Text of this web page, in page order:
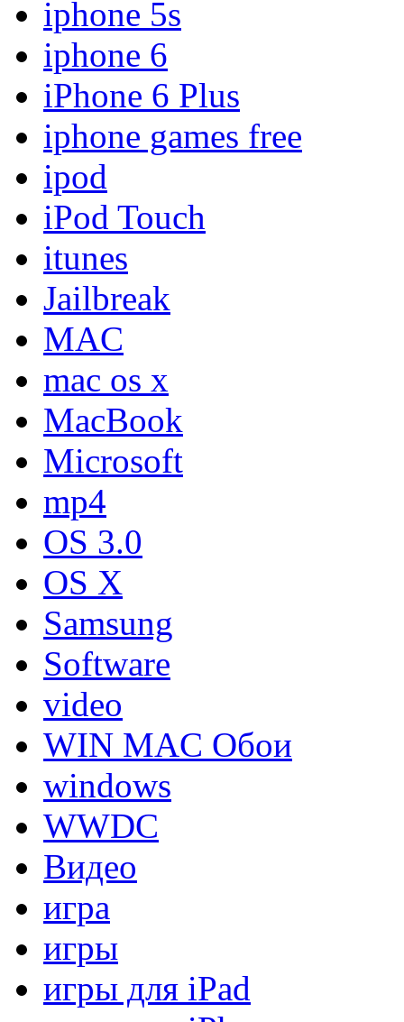
iphone 5s
iphone 6
iPhone 6 Plus
iphone games free
ipod
iPod Touch
itunes
Jailbreak
MAC
mac os x
MacBook
Microsoft
mp4
OS 3.0
OS X
Samsung
Software
video
WIN MAC Обои
windows
WWDC
Видео
игра
игры
игры для iPad